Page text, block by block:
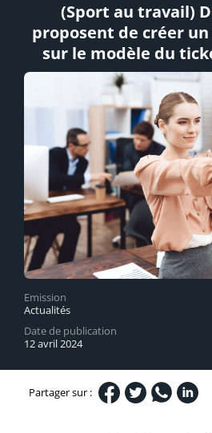
(Sport au travail)
proposent de créer
sur le modèle du
Emission
Actualités
Date de publication
12 avril 2024
Partager sur :